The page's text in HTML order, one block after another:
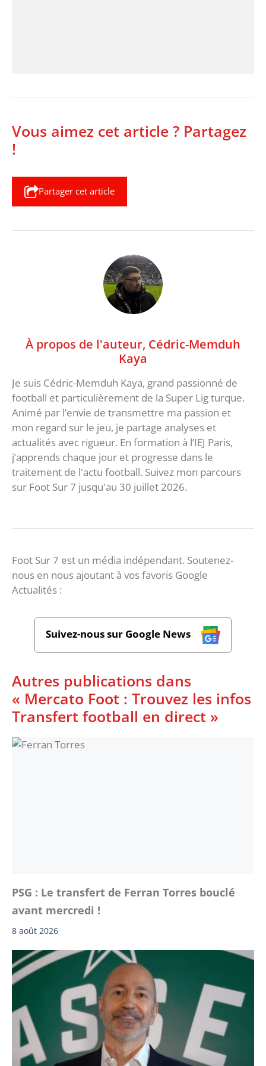
Vous aimez cet article ? Partagez
!
Partager cet article
À propos de l'auteur, Cédric-Memduh
Kaya
Je suis Cédric-Memduh Kaya, grand passionné de
football et particulièrement de la Super Lig turque.
Animé par l’envie de transmettre ma passion et
mon regard sur le jeu, je partage analyses et
actualités avec rigueur. En formation à l’IEJ Paris,
j’apprends chaque jour et progresse dans le
traitement de l'actu football. Suivez mon parcours
sur Foot Sur 7 jusqu'au 30 juillet 2026.
Foot Sur 7 est un média indépendant. Soutenez-
nous en nous ajoutant à vos favoris Google
Actualités :
Suivez-nous sur Google News
Autres publications dans
« Mercato Foot : Trouvez les infos
Transfert football en direct »
PSG : Le transfert de Ferran Torres bouclé
avant mercredi !
8 août 2026